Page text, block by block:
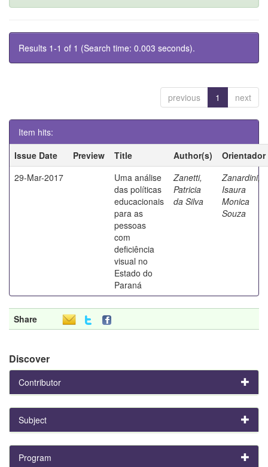
Results 1-1 of 1 (Search time: 0.003 seconds).
previous 1 next
Item hits:
Issue Date
Preview Title Author(s)
Orientador
29-Mar-2017
Uma análise
das políticas
educacionais
para as
pessoas
com
deficiência
visual no
Estado do
Paraná
Zanetti,
Patricia
da Silva
Zanardini,
Isaura
Monica
Souza
Share
Discover
Contributor
Subject
Program